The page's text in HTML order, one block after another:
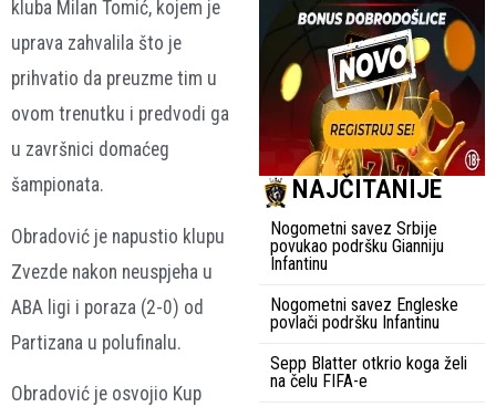
kluba Milan Tomić, kojem je
uprava zahvalila što je
prihvatio da preuzme tim u
ovom trenutku i predvodi ga
u završnici domaćeg
šampionata.
Obradović je napustio klupu
Zvezde nakon neuspjeha u
ABA ligi i poraza (2-0) od
Partizana u polufinalu.
Obradović je osvojio Kup
NAJČITANIJE
Nogometni savez Srbije
povukao podršku Gianniju
Infantinu
Nogometni savez Engleske
povlači podršku Infantinu
Sepp Blatter otkrio koga želi
na čelu FIFA-e